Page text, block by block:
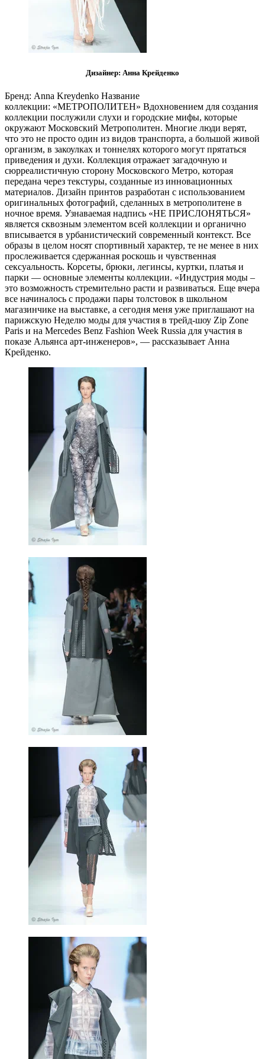
Дизайнер: Анна Крейденко
Бренд: Anna Kreydenko Название
коллекции: «МЕТРОПОЛИТЕН» Вдохновением для создания
коллекции послужили слухи и городские мифы, которые
окружают Московский Метрополитен. Многие люди верят,
что это не просто один из видов транспорта, а большой живой
организм, в закоулках и тоннелях которого могут прятаться
приведения и духи. Коллекция отражает загадочную и
сюрреалистичную сторону Московского Метро, которая
передана через текстуры, созданные из инновационных
материалов. Дизайн принтов разработан с использованием
оригинальных фотографий, сделанных в метрополитене в
ночное время. Узнаваемая надпись «НЕ ПРИСЛОНЯТЬСЯ»
является сквозным элементом всей коллекции и органично
вписывается в урбанистический современный контекст. Все
образы в целом носят спортивный характер, те не менее в них
прослеживается сдержанная роскошь и чувственная
сексуальность. Корсеты, брюки, легинсы, куртки, платья и
парки — основные элементы коллекции. «Индустрия моды –
это возможность стремительно расти и развиваться. Еще вчера
все начиналось с продажи пары толстовок в школьном
магазинчике на выставке, а сегодня меня уже приглашают на
парижскую Неделю моды для участия в трейд-шоу Zip Zone
Paris и на Mercedes Benz Fashion Week Russia для участия в
показе Альянса арт-инженеров», — рассказывает Анна
Крейденко.